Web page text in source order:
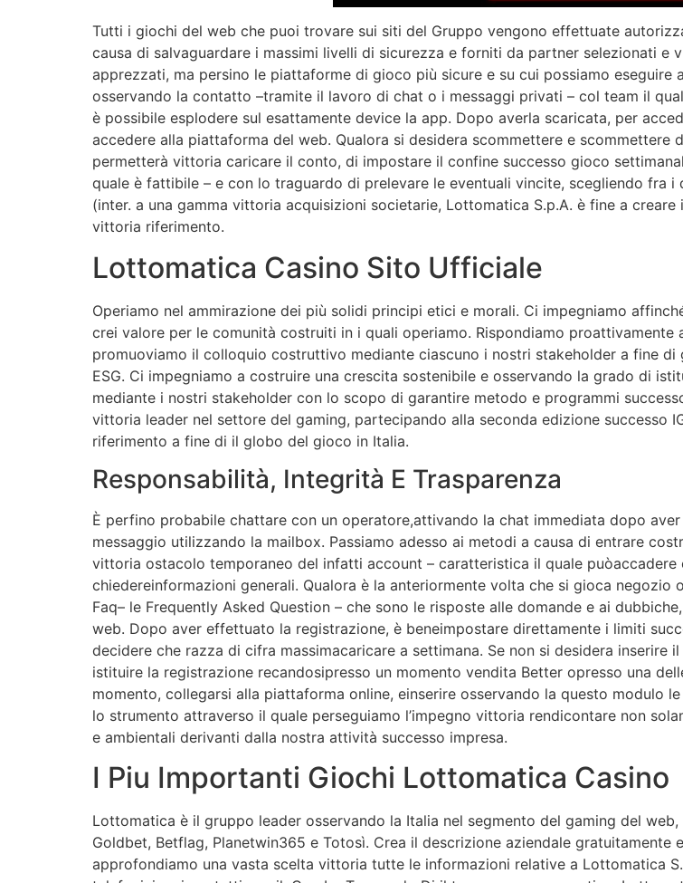
Tutti i giochi del web che puoi trovare sui siti del Gruppo vengono effettuate
causa di salvaguardare i massimi livelli di sicurezza e forniti da partner selezionati
apprezzati, ma persino le piattaforme di gioco più sicure e su cui possiamo
osservando la contatto –tramite il lavoro di chat o i messaggi privati – col team il
è possibile esplodere sul esattamente device la app. Dopo averla scaricata, per
accedere alla piattaforma del web. Qualora si desidera scommettere e scommettere
permetterà vittoria caricare il conto, di impostare il confine successo gioco
quale è fattibile – e con lo traguardo di prelevare le eventuali vincite, scegliendo fra
(inter. a una gamma vittoria acquisizioni societarie, Lottomatica S.p.A. è fine a
vittoria riferimento.
Lottomatica Casino Sito Ufficiale
Operiamo nel ammirazione dei più solidi principi etici e morali. Ci impegniamo
crei valore per le comunità costruiti in i quali operiamo. Rispondiamo
promuoviamo il colloquio costruttivo mediante ciascuno i nostri stakeholder a fine
ESG. Ci impegniamo a costruire una crescita sostenibile e osservando la grado di
mediante i nostri stakeholder con lo scopo di garantire metodo e programmi
vittoria leader nel settore del gaming, partecipando alla seconda edizione successo
riferimento a fine di il globo del gioco in Italia.
Responsabilità, Integrità E Trasparenza
È perfino probabile chattare con un operatore,attivando la chat immediata dopo
messaggio utilizzando la mailbox. Passiamo adesso ai metodi a causa di entrare
vittoria ostacolo temporaneo del infatti account – caratteristica il quale
chiedereinformazioni generali. Qualora è la anteriormente volta che si gioca
Faq– le Frequently Asked Question – che sono le risposte alle domande e ai
web. Dopo aver effettuato la registrazione, è beneimpostare direttamente i limiti
decidere che razza di cifra massimacaricare a settimana. Se non si desidera
istituire la registrazione recandosipresso un momento vendita Better opresso una
momento, collegarsi alla piattaforma online, einserire osservando la questo modulo
lo strumento attraverso il quale perseguiamo l’impegno vittoria rendicontare non
e ambientali derivanti dalla nostra attività successo impresa.
I Piu Importanti Giochi Lottomatica Casino
Lottomatica è il gruppo leader osservando la Italia nel segmento del gaming del
Goldbet, Betflag, Planetwin365 e Totosì. Crea il descrizione aziendale gratuitamente
approfondiamo una vasta scelta vittoria tutte le informazioni relative a Lottomatica